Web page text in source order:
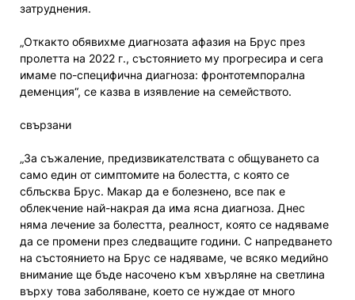
затруднения.
„Откакто обявихме диагнозата афазия на Брус през
пролетта на 2022 г., състоянието му прогресира и сега
имаме по-специфична диагноза: фронтотемпорална
деменция“, се казва в изявление на семейството.
свързани
„За съжаление, предизвикателствата с общуването са
само един от симптомите на болестта, с която се
сблъсква Брус. Макар да е болезнено, все пак е
облекчение най-накрая да има ясна диагноза. Днес
няма лечение за болестта, реалност, която се надяваме
да се промени през следващите години. С напредването
на състоянието на Брус се надяваме, че всяко медийно
внимание ще бъде насочено към хвърляне на светлина
върху това заболяване, което се нуждае от много